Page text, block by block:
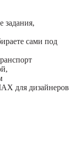
задания,
сами под
для дизайнеров